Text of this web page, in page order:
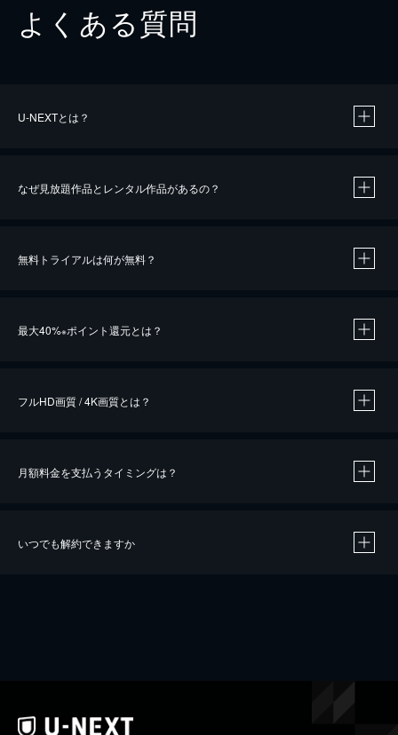
よくある質問
U-NEXTとは？
なぜ見放題作品とレンタル作品があるの？
無料トライアルは何が無料？
最大40%※ポイント還元とは？
※40％ポイント還元の対象は、クレジットカード決済による作品の購入 / レンタルです。
フルHD画質 / 4K画質とは？
月額料金を支払うタイミングは？
いつでも解約できますか